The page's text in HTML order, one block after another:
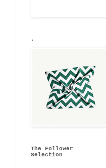
.
The Follower
Selection